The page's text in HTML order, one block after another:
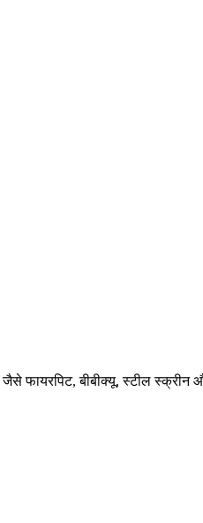
फायरपिट, बीबीक्यू, स्टील स्क्रीन